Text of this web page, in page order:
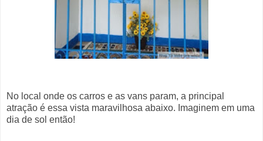
No local onde os carros e as vans param, a principal
atração é essa vista maravilhosa abaixo. Imaginem em uma
dia de sol então!